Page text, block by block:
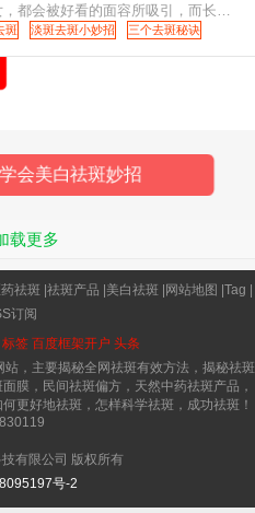
都会被好看的面容所吸引，而长得
己在优秀也往往会被人忽视。所以
的面容不仅仅会让
斑 淡斑去斑小妙招 三个去斑秘诀
会美白祛斑妙招
载更多
祛斑 |祛斑产品 |美白祛斑 |网站地图 |Tag |
订阅
标签 百度框架开户 头条
，主要揭秘全网祛斑有效方法，揭秘祛斑
膜，民间祛斑偏方，天然中药祛斑产品，
更好地祛斑，怎样科学祛斑，成功祛斑！
有限公司 版权所有
号-2